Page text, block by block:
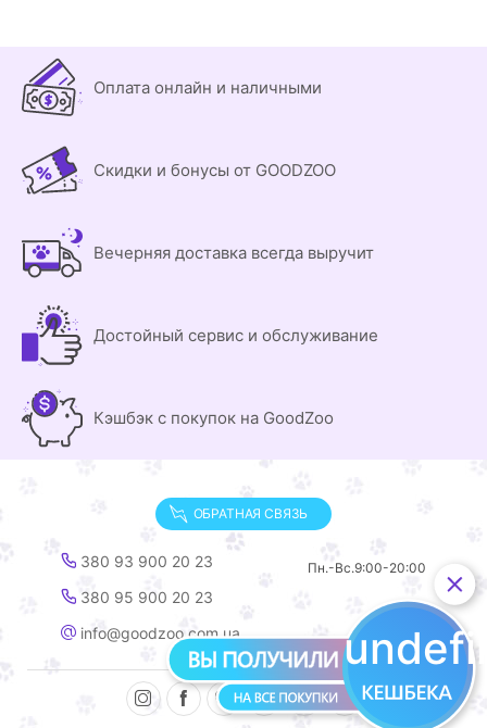
Оплата онлайн и наличными
Скидки и бонусы от GOODZOO
Вечерняя доставка всегда выручит
Достойный сервис и обслуживание
Кэшбэк с покупок на GoodZoo
ОБРАТНАЯ СВЯЗЬ
380 93 900 20 23
380 95 900 20 23
info@goodzoo.com.ua
Пн.-Вс.9:00-20:00